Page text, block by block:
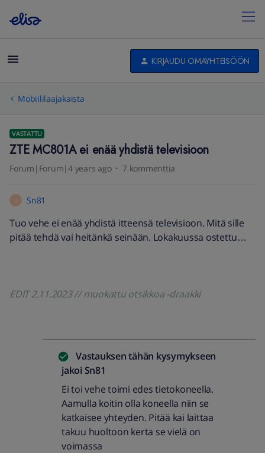
KIRJAUDU OMAYHTEISÖÖN
Mobiililaajakaista
VASTATTU
ZTE MC801A ei enää yhdistä televisioon
Forum|Forum|4 years ago 7 kommenttia
S Sn81
Tuo vehe ei enää yhdistä itteensä televisioon. Mitä sille
pitää tehdä vai heitänkä seinään. Lokakuussa ostettu…
EDIT 2.11.2023 // muokattu otsikkoa -draakki
Vastauksen tähän kysymykseen
jakoi Sn81
Ei toi vehe toimi edes tietokoneella.
Aamulla koitin olla koneella niin se
katkaisee yhteyden. Pitää kai laittaa
takuu huoltoon kerta se vielä on
voimassa